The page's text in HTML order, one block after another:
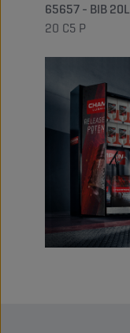
65657 - BIB 20L
20 C5 P